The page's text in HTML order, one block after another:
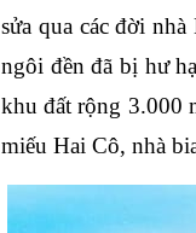
sửa qua các đời
ngôi đền đã bị hư
khu đất rộng 3.000
miếu Hai Cô, nhà